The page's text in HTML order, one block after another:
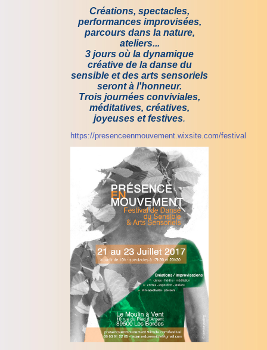
Créations, spectacles,
performances improvisées,
parcours dans la nature,
ateliers...
3 jours où la dynamique
créative de la danse du
sensible et des arts sensoriels
seront à l'honneur.
Trois journées conviviales,
méditatives, créatives,
joyeuses et festives.
https://presenceenmouvement.wixsite.com/festival